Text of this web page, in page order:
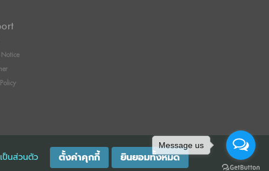
ป็นส่วนตัว ตั้งค่าคุกกี้ ยินยอมทั้งหมด
Message us